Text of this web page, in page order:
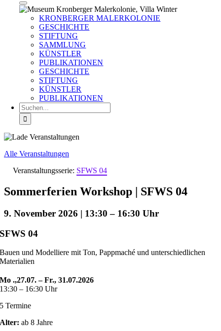
KRONBERGER MALERKOLONIE
GESCHICHTE
STIFTUNG
SAMMLUNG
KÜNSTLER
PUBLIKATIONEN
GESCHICHTE
STIFTUNG
KÜNSTLER
PUBLIKATIONEN
Suche
nach:
Alle Veranstaltungen
Veranstaltungsserie: SFWS 04
Sommerferien Workshop | SFWS 04
9. November 2026 | 13:30 – 16:30
SFWS 04
Bauen und Modelliere mit Ton, Pappmaché und unterschiedlichen
Materialien
Mo .,27.07. – Fr., 31.07.2026
13:30 – 16:30 Uhr
5 Termine
Alter: ab 8 Jahre